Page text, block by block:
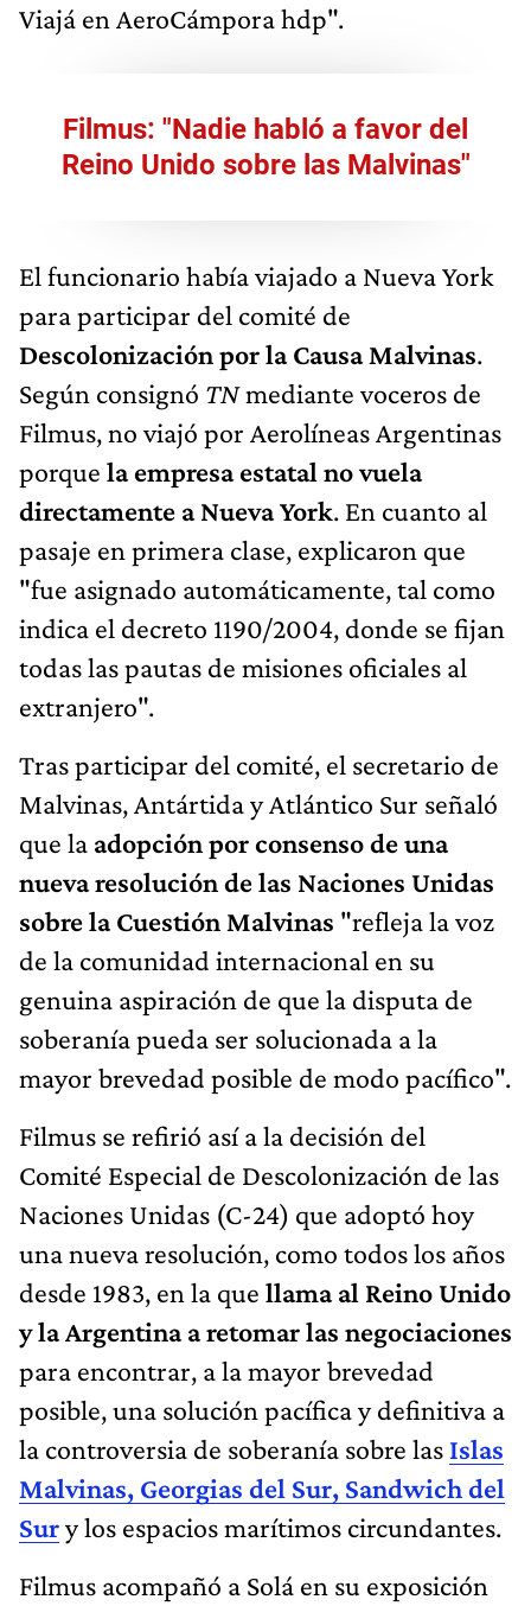
Viajá en AeroCámpora hdp".
Filmus: "Nadie habló a favor del
Reino Unido sobre las Malvinas"
El funcionario había viajado a Nueva York
para participar del comité de
Descolonización por la Causa Malvinas.
Según consignó TNmediante voceros de
Filmus, no viajó por Aerolíneas Argentinas
porque la empresa estatal no vuela
directamente a Nueva York. En cuanto al
pasaje en primera clase, explicaron que
"fue asignado automáticamente, tal como
indica el decreto 1190/2004, donde se fijan
todas las pautas de misiones oficiales al
extranjero".
Tras participar del comité, el secretario de
Malvinas, Antártida y Atlántico Sur señaló
que la adopción por consenso de una
nueva resolución de las Naciones Unidas
sobre la Cuestión Malvinas "refleja la voz
de la comunidad internacional en su
genuina aspiración de que la disputa de
soberanía pueda ser solucionada a la
mayor brevedad posible de modo pacífico".
Filmus se refirió así a la decisión del
Comité Especial de Descolonización de las
Naciones Unidas (C-24) que adoptó hoy
una nueva resolución, como todos los años
desde 1983, en la que llama al Reino Unido
y la Argentina a retomar las negociaciones
para encontrar, a la mayor brevedad
posible, una solución pacífica y definitiva a
la controversia de soberanía sobre las Islas
Malvinas, Georgias del Sur, Sandwich del
Sury los espacios marítimos circundantes.
Filmus acompañó a Solá en su exposición